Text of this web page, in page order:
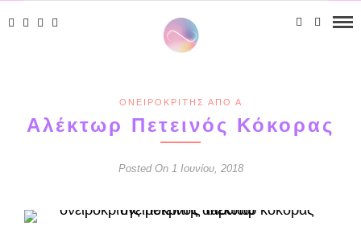
ΟΝΕΙΡΟΚΡΊΤΗΣ ΑΠΌ Α
Αλέκτωρ Πετεινός Κόκορας
Posted On 1 Ιουνίου, 2018